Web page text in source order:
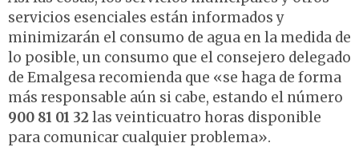
servicios esenciales están informados y
minimizarán el consumo de agua en la medida de
lo posible, un consumo que el consejero delegado
de Emalgesa recomienda que «se haga de forma
más responsable aún si cabe, estando el número
900 81 01 32las veinticuatro horas disponible
para comunicar cualquier problema».